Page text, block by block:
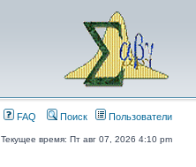
FAQ Поиск Пользователи
Текущее время: Пт авг 07, 2026 4:10 pm